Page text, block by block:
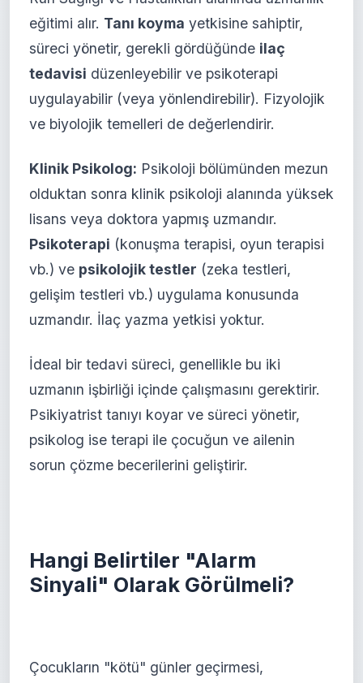
eğitimi alır. Tanı koyma yetkisine sahiptir,
süreci yönetir, gerekli gördüğünde ilaç
tedavisi düzenleyebilir ve psikoterapi
uygulayabilir (veya yönlendirebilir). Fizyolojik
ve biyolojik temelleri de değerlendirir.
Klinik Psikolog: Psikoloji bölümünden mezun
olduktan sonra klinik psikoloji alanında yüksek
lisans veya doktora yapmış uzmandır.
Psikoterapi (konuşma terapisi, oyun terapisi
vb.) ve psikolojik testler (zeka testleri,
gelişim testleri vb.) uygulama konusunda
uzmandır. İlaç yazma yetkisi yoktur.
İdeal bir tedavi süreci, genellikle bu iki
uzmanın işbirliği içinde çalışmasını gerektirir.
Psikiyatrist tanıyı koyar ve süreci yönetir,
psikolog ise terapi ile çocuğun ve ailenin
sorun çözme becerilerini geliştirir.
Hangi Belirtiler "Alarm
Sinyali" Olarak Görülmeli?
Çocukların "kötü" günler geçirmesi,